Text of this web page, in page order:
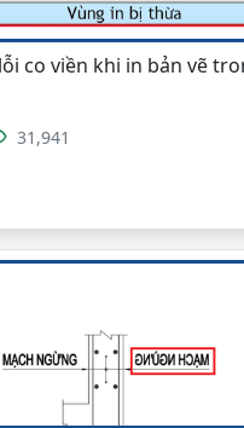
co viền khi in bản vẽ
31,941